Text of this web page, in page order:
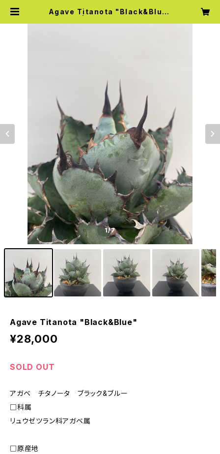
Agave Titanota "Black&Blue"
1/7
Agave Titanota "Black&Blue"
¥28,000
SOLD OUT
アガベ チタノータ ブラック&ブルー
□科属
リュウゼツラン科アガベ属
□原産地